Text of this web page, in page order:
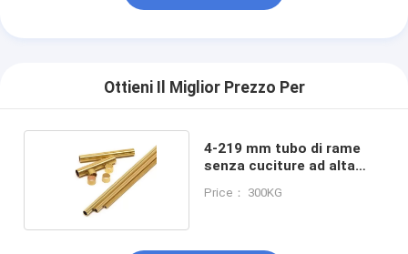
Ottieni Il Miglior Prezzo Per
4-219 mm tubo di rame
senza cuciture ad alta
Price： 300KG